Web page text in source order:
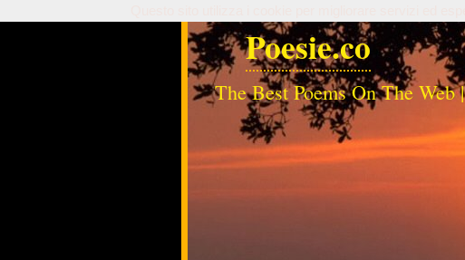
Poesie.co
The Best Poems On The Web |